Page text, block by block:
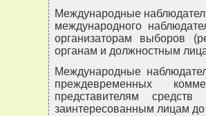
Международные
международного
организаторам выборов
органам и должностным
Международные
преждевременных
представителям
заинтересованным лицам